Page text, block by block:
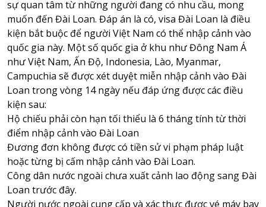
sự quan tâm từ những người đang có nhu cầu, mong
muốn đến Đài Loan. Đáp án là có, visa Đài Loan là điều
kiện bắt buộc để người Việt Nam có thể nhập cảnh vào
quốc gia này. Một số quốc gia ở khu như Đông Nam Á
như Việt Nam, Ấn Độ, Indonesia, Lào, Myanmar,
Campuchia sẽ được xét duyệt miễn nhập cảnh vào Đài
Loan trong vòng 14 ngày nếu đáp ứng được các điều
kiện sau:
Hộ chiếu phải còn hạn tối thiểu là 6 tháng tính từ thời
điểm nhập cảnh vào Đài Loan
Đương đơn không được có tiền sử vi phạm pháp luật
hoặc từng bị cấm nhập cảnh vào Đài Loan.
Công dân nước ngoài chưa xuất cảnh lao động sang Đài
Loan trước đây.
Người nước ngoài cung cấp và xác thực được vé máy bay